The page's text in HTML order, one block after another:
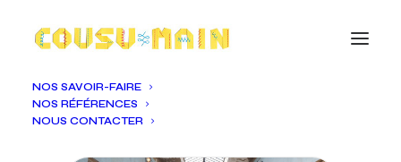
NOS SAVOIR-FAIRE
NOS RÉFÉRENCES
NOUS CONTACTER